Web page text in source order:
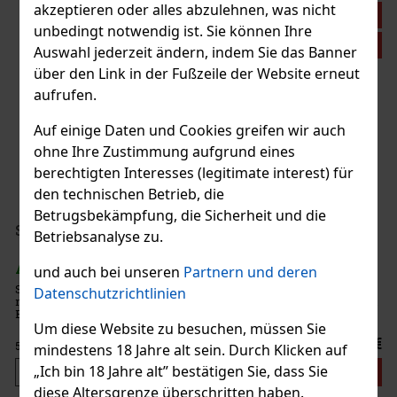
akzeptieren oder alles abzulehnen, was nicht
unbedingt notwendig ist. Sie können Ihre
Auswahl jederzeit ändern, indem Sie das Banner
über den Link in der Fußzeile der Website erneut
aufrufen.
Auf einige Daten und Cookies greifen wir auch
ohne Ihre Zustimmung aufgrund eines
berechtigten Interesses (legitimate interest) für
den technischen Betrieb, die
Betrugsbekämpfung, die Sicherheit und die
Betriebsanalyse zu.
und auch bei unseren Partnern und deren
Datenschutzrichtlinien
Um diese Website zu besuchen, müssen Sie
mindestens 18 Jahre alt sein. Durch Klicken auf
„Ich bin 18 Jahre alt” bestätigen Sie, dass Sie
diese Altersgrenze überschritten haben.
44.90 €
Rabatt: 21%
Aktion
50g
g – türkischer heller Wasserpfeifentabak
würzigen Mischung aus Himbeeren und
6.40 €
Bestellen